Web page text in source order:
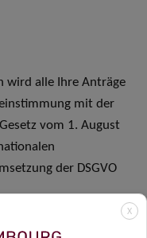
wird alle Ihre Anträge
mit der
vom 1. August
der DSGVO
X